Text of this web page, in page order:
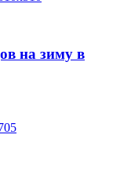
на зиму в